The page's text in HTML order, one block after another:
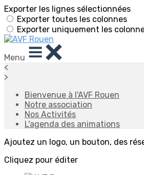
Exporter les lignes sélectionnées
Exporter toutes les colonnes
Exporter uniquement les
Menu
<
>
Bienvenue à l'AVF Rouen
Notre association
Nos Activités
L'agenda des animations
Ajoutez un logo, un bouton, des
Cliquez pour éditer